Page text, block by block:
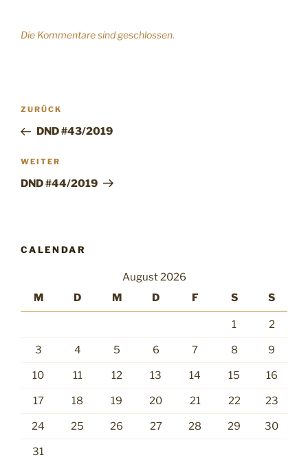
Die Kommentare sind geschlossen.
Beitragsnavigation
Vorheriger
Beitrag
ZURÜCK
DND #43/2019
Nächster
Beitrag
WEITER
DND #44/2019
CALENDAR
August 2026
M
D M D F S S
1 2
3 4 5 6 7 8 9
10 11 12 13 14 15 16
17 18 19 20 21 22 23
24 25 26 27 28 29 30
31